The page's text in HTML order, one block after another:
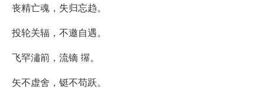
丧精亡魂，失归忘趋。
投轮关辐，不邀自遇。
飞罕潚箾，流镝 㩧。
矢不虚舍，铤不苟跃。